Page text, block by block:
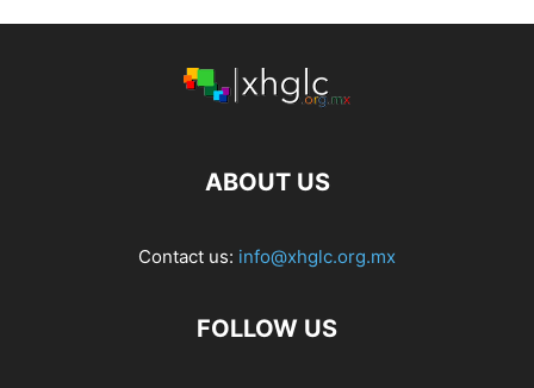
ABOUT US
Contact us: info@xhglc.org.mx
FOLLOW US